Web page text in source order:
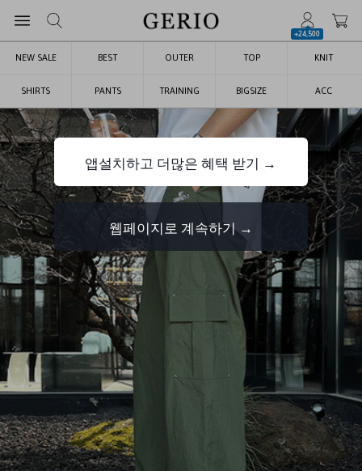
+24,500
NEW SALE BEST OUTER TOP KNIT
SHIRTS PANTS TRAINING BIGSIZE ACC
앱설치하고 더많은 혜택 받기 →
웹페이지로 계속하기 →